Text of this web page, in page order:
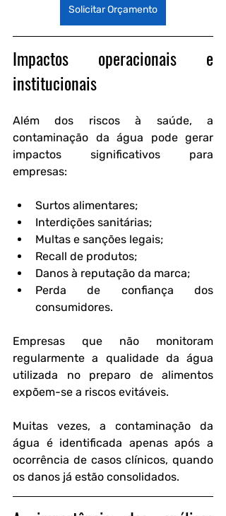
Solicitar Orçamento
Impactos operacionais e
institucionais
Além dos riscos à saúde, a
contaminação da água pode gerar
impactos significativos para
empresas:
Surtos alimentares;
Interdições sanitárias;
Multas e sanções legais;
Recall de produtos;
Danos à reputação da marca;
Perda de confiança dos
consumidores.
Empresas que não monitoram
regularmente a qualidade da água
utilizada no preparo de alimentos
expõem-se a riscos evitáveis.
Muitas vezes, a contaminação da
água é identificada apenas após a
ocorrência de casos clínicos, quando
os danos já estão consolidados.